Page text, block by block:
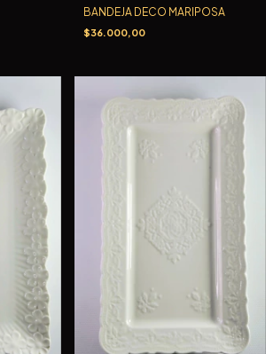
BANDEJA DECO MARIPOSA
$36.000,00